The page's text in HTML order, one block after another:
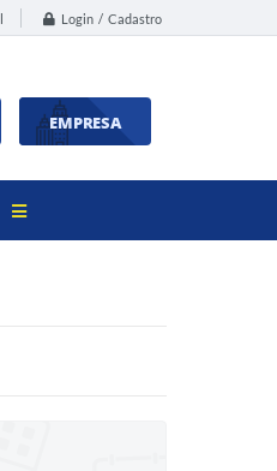
Login / Cadastro
EMPRESA